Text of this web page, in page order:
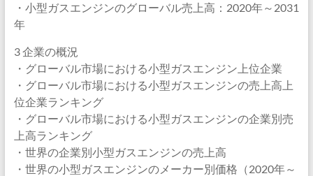
・小型ガスエンジンのグローバル売上高：2020年～2031
年
3 企業の概況
・グローバル市場における小型ガスエンジン上位企業
・グローバル市場における小型ガスエンジンの売上高上
位企業ランキング
・グローバル市場における小型ガスエンジンの企業別売
上高ランキング
・世界の企業別小型ガスエンジンの売上高
・世界の小型ガスエンジンのメーカー別価格（2020年～